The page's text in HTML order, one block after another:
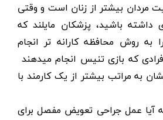
مردان بیشتر از زنان است و وقتی
باشید، پزشکان مایلند که
به روش محافظه کارانه تر انجام
که بازی تنیس انجام میدهند
به مراتب بیشتر از یک کارمند با
آیا عمل جراحی تعویض مفصل برای